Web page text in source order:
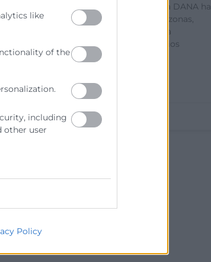
like
of the
including
other user
Policy
El fenómeno meteorológico de la DANA ha
causado daños (inundaciones de zonas,
calles, viviendas y locales; daños a
infraestructuras y redes de servicios
básicos,
LEER MÁS »
2 de noviembre de 2024